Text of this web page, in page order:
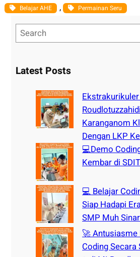
Belajar AHE , Permainan Seru
e
rLatest Posts
Karanganom
Dengan LKP
💻Demo
Kembar di
💻 Belajar
Siap Hadapi
SMP Muh
🚀 Antusiasme
Coding